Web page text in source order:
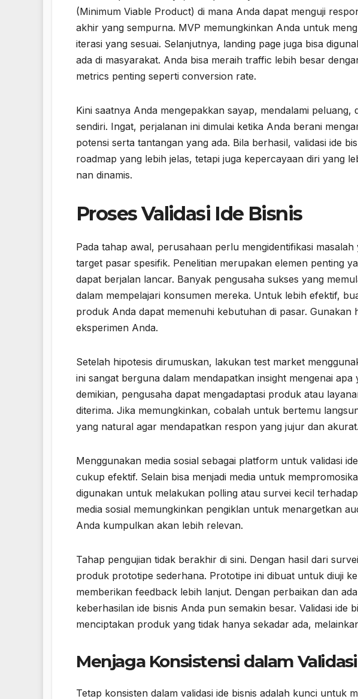
(Minimum Viable Product) di mana Anda dapat menguji
akhir yang sempurna. MVP memungkinkan Anda untuk
iterasi yang sesuai. Selanjutnya, landing page juga bisa
ada di masyarakat. Anda bisa meraih traffic lebih besar
metrics penting seperti conversion rate.
Kini saatnya Anda mengepakkan sayap, mendalami peluang,
sendiri. Ingat, perjalanan ini dimulai ketika Anda berani
potensi serta tantangan yang ada. Bila berhasil, validasi ide
roadmap yang lebih jelas, tetapi juga kepercayaan diri yang
nan dinamis.
Proses Validasi Ide Bisnis
Pada tahap awal, perusahaan perlu mengidentifikasi
target pasar spesifik. Penelitian merupakan elemen penting
dapat berjalan lancar. Banyak pengusaha sukses yang
dalam mempelajari konsumen mereka. Untuk lebih efektif,
produk Anda dapat memenuhi kebutuhan di pasar. Gunakan
eksperimen Anda.
Setelah hipotesis dirumuskan, lakukan test market
ini sangat berguna dalam mendapatkan insight mengenai
demikian, pengusaha dapat mengadaptasi produk atau
diterima. Jika memungkinkan, cobalah untuk bertemu
yang natural agar mendapatkan respon yang jujur dan akurat.
Menggunakan media sosial sebagai platform untuk validasi
cukup efektif. Selain bisa menjadi media untuk
digunakan untuk melakukan polling atau survei kecil
media sosial memungkinkan pengiklan untuk menargetkan
Anda kumpulkan akan lebih relevan.
Tahap pengujian tidak berakhir di sini. Dengan hasil dari
produk prototipe sederhana. Prototipe ini dibuat untuk diuji
memberikan feedback lebih lanjut. Dengan perbaikan dan
keberhasilan ide bisnis Anda pun semakin besar. Validasi ide
menciptakan produk yang tidak hanya sekadar ada,
Menjaga Konsistensi dalam
Tetap konsisten dalam validasi ide bisnis adalah kunci untuk